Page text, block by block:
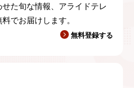
た旬な情報、アライドテレ
でお届けします。
無料登録する